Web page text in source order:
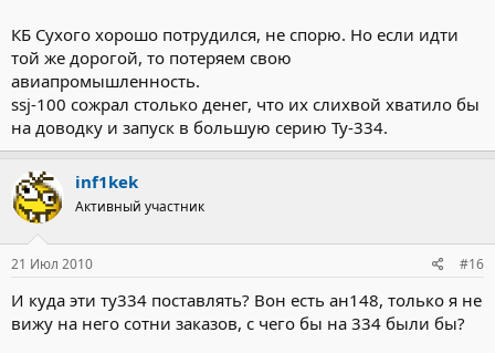
КБ Сухого хорошо потрудился, не спорю. Но если идти
той же дорогой, то потеряем свою
авиапромышленность.
ssj-100 сожрал столько денег, что их слихвой хватило бы
на доводку и запуск в большую серию Ту-334.
inf1kek
Активный участник
21 Июл 2010 #16
И куда эти ту334 поставлять? Вон есть ан148, только я не
вижу на него сотни заказов, с чего бы на 334 были бы?